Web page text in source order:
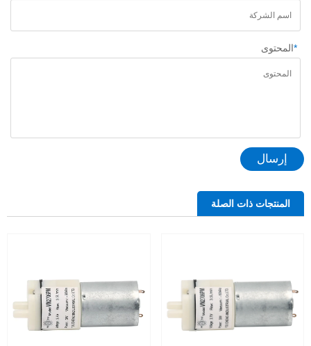
*المحتوى
إرسال
المنتجات ذات الصلة